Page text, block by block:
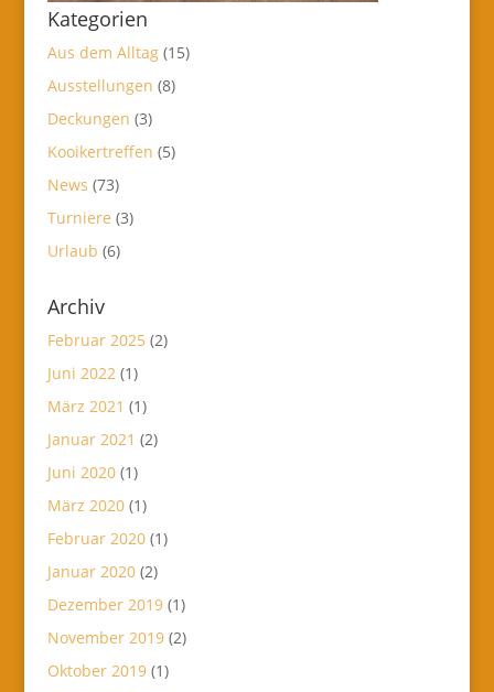
Kategorien
Aus dem Alltag(15)
Ausstellungen (8)
Deckungen (3)
Kooikertreffen (5)
News (73)
Turniere (3)
Urlaub (6)
Archiv
Februar 2025 (2)
Juni 2022(1)
März 2021 (1)
Januar 2021 (2)
Juni 2020(1)
März 2020(1)
Februar 2020(1)
Januar 2020(2)
Dezember 2019(1)
November 2019(2)
Oktober 2019(1)